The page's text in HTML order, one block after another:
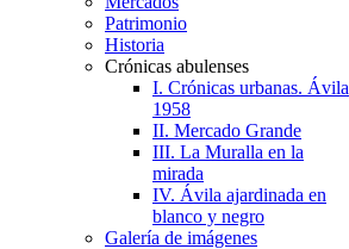
Patrimonio
Historia
Crónicas abulenses
I. Crónicas urbanas. Ávila
1958
II. Mercado Grande
III. La Muralla en la
mirada
IV. Ávila ajardinada en
blanco y negro
Galería de imágenes